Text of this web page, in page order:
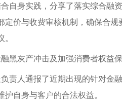
身实践，分享了落实综合融资
定价与收费审核机制，确保合
灰产冲击及加强消费者权益保
人通报了近期出现的针对金
自身与客户的合法权益。